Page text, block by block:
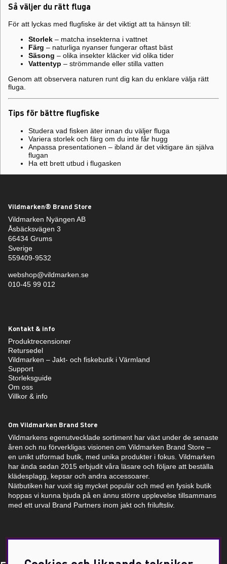
Så väljer du rätt fluga
För att lyckas med flugfiske är det viktigt att ta hänsyn till:
Storlek – matcha insekterna i vattnet
Färg – naturliga nyanser fungerar oftast bäst
Säsong – olika insekter kläcker vid olika tider
Vattentyp – strömmande eller stilla vatten
Genom att observera naturen runt dig kan du enklare välja rätt
fluga.
Tips för bättre flugfiske
Studera vad fisken äter innan du väljer fluga
Variera storlek och färg om du inte får hugg
Anpassa presentationen – ibland är det viktigare än själva
flugan
Ha ett brett utbud i flugasken
Vildmarken® Brand Store
Vildmarken Nyängen AB
Åsbäcksvägen 3
66434 Grums
Sverige
559409-9532
webshop@vildmarken.se
010-45 99 012
Kontakt & info
Produktrecensioner
Retursedel
Vildmarken – Jakt- och fiskebutik i Värmland
Support
Storleksguide
Om oss
Villkor & info
Om Vildmarken Brand Store
Vildmarkens egenutvecklade sortiment har växt under de senaste
åren och nu förverkligas visionen om Vildmarken Brand Store –
en unikt utformad butik, med unika produkter i fokus. Vildmarken
har ända sedan 2015 erbjudit våra läsare och följare att beställa
klädesplagg, kepsar och andra accessoarer.
Nätbutiken har vuxit sig mycket populär och med en fysisk butik
hoppas vi kunna bjuda på en ännu större upplevelse tillsammans
med ett urval Brand Partners inom jakt och friluftsliv.